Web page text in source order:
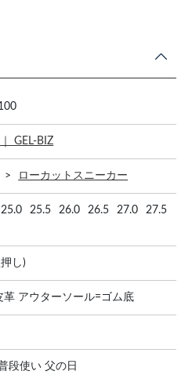
GEL-BIZ
ローカットスニーカー
25.0 25.5 26.0 26.5 27.0
27.5
し)
革 アウターソール=ゴム底
段使い 父の日